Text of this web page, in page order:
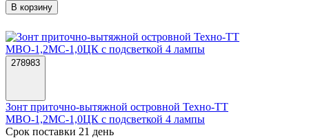
В корзину
278983
Зонт приточно-вытяжной островной Техно-ТТ
МВО-1,2МС-1,0ЦК с подсветкой 4 лампы
Срок поставки 21 день